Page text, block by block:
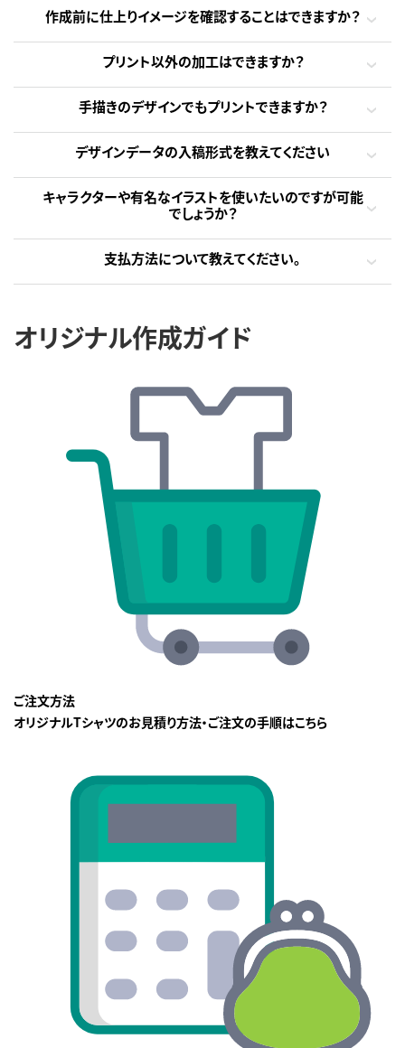
作成前に仕上りイメージを確認することはできますか？
プリント以外の加工はできますか？
手描きのデザインでもプリントできますか？
デザインデータの入稿形式を教えてください
キャラクターや有名なイラストを使いたいのですが可能
でしょうか？
支払方法について教えてください。
オリジナル作成ガイド
ご注文方法
オリジナルTシャツのお見積り方法・ご注文の手順はこちら